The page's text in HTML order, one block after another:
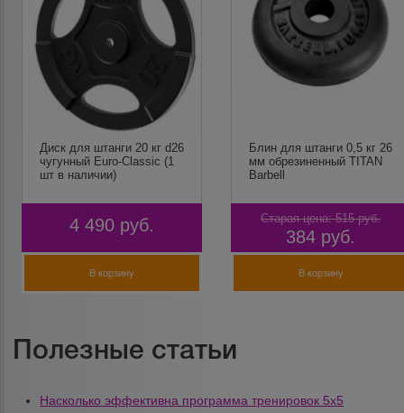
Диск для штанги 20 кг d26
чугунный Euro-Classic (1
шт в наличии)
4 490 руб.
В корзину
Блин для штанги 0,5 кг 26
мм обрезиненный TITAN
Barbell
Старая цена: 515 руб.
384 руб.
В корзину
Полезные статьи
Насколько эффективна программа тренировок 5х5